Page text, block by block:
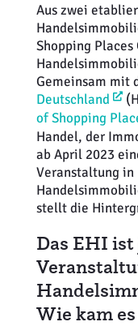
Aus zwei
Shopping
Gemeinsam mit
Deutschland
of Shopping
Handel, der
ab April 2023
Veranstaltung in
stellt die
Das EHI
Wie kam
Logistik +
Marketing
Payment
Personal
Public Relations